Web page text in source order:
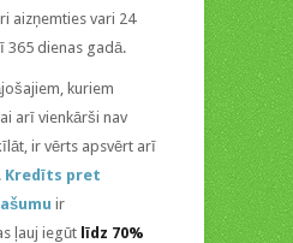
aizņemties vari 24
365 dienas gadā.
kuriem
arī vienkārši nav
ir vērts apsvērt arī
Kredīts pret
ir
ļauj iegūt līdz 70%